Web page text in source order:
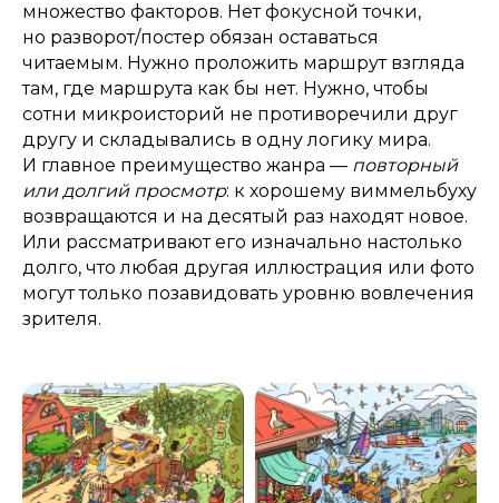
множество факторов. Нет фокусной точки,
но разворот/постер обязан оставаться
читаемым. Нужно проложить маршрут взгляда
там, где маршрута как бы нет. Нужно, чтобы
сотни микроисторий не противоречили друг
другу и складывались в одну логику мира.
И главное преимущество жанра — повторный
или долгий просмотр: к хорошему виммельбуху
возвращаются и на десятый раз находят новое.
Или рассматривают его изначально настолько
долго, что любая другая иллюстрация или фото
могут только позавидовать уровню вовлечения
зрителя.